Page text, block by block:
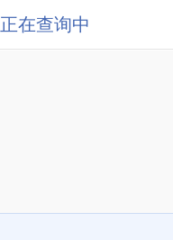
正在查询中